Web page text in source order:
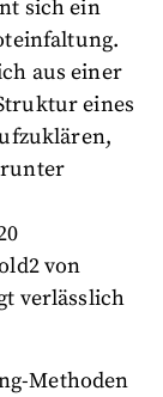
sich ein
aus einer
eines
von
verlässlich
Methoden